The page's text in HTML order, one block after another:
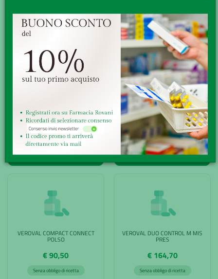
ACQUISTA ACQUISTA
€ 85,50
Senza obbligo di ricetta
ACQUISTA
VEROVAL COMPACT CONNECT
BRACC
€ 123,50
Senza obbligo di ricetta
ACQUISTA
VEROVAL COMPACT CONNECT
POLSO
€ 90,50
Senza obbligo di ricetta
VEROVAL DUO CONTROL M MIS
PRES
€ 164,70
Senza obbligo di ricetta